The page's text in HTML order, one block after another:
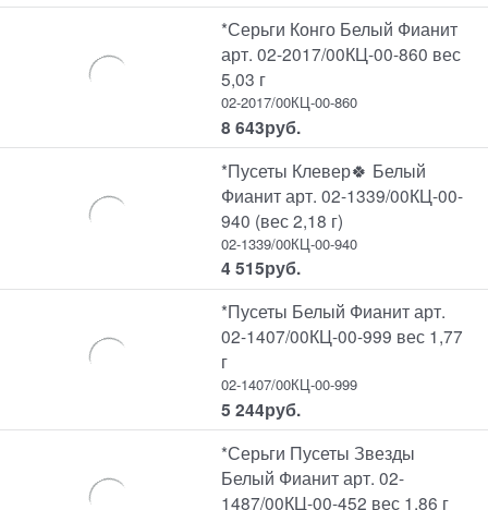
*Серьги Конго Белый Фианит
арт. 02-2017/00КЦ-00-860 вес
5,03 г
02-2017/00КЦ-00-860
8 643руб.
*Пусеты Клевер🍀 Белый
Фианит арт. 02-1339/00КЦ-00-
940 (вес 2,18 г)
02-1339/00КЦ-00-940
4 515руб.
*Пусеты Белый Фианит арт.
02-1407/00КЦ-00-999 вес 1,77
г
02-1407/00КЦ-00-999
5 244руб.
*Серьги Пусеты Звезды
Белый Фианит арт. 02-
1487/00КЦ-00-452 вес 1,86 г